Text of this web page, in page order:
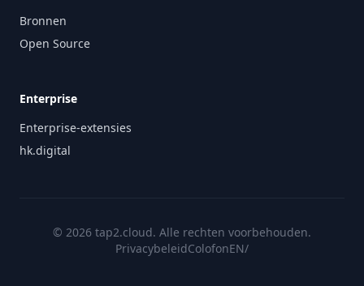
Bronnen
Open Source
Enterprise
Enterprise-extensies
hk.digital
© 2026 tap2.cloud. Alle rechten voorbehouden.
PrivacybeleidColofonEN/